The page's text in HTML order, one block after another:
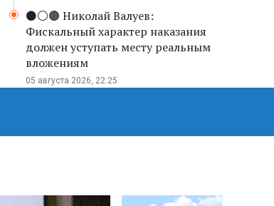
⚫️⚪️🟤 Николай Валуев:
Фискальный характер наказания
должен уступать месту реальным
вложениям
05 августа 2026, 22:25